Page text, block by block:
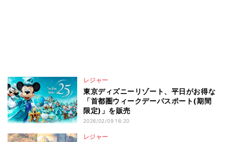
レジャー
東京ディズニーリゾート、平日がお得な
「首都圏ウィークデーパスポート(期間
限定)」を販売
2026/02/09 16:20
レジャー